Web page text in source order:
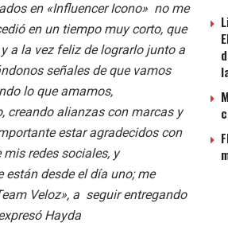
en «Influencer Icono» no me
en un tiempo muy corto, que
a la vez feliz de lograrlo junto a
señales de que vamos
lo que amamos,
creando alianzas con marcas y
estar agradecidos con
redes sociales, y
están desde el día uno; me
Veloz», a seguir entregando
Hayda